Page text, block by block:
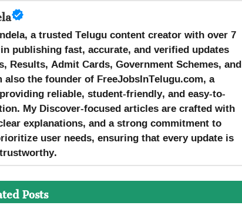
a trusted Telugu content creator with over 7
publishing fast, accurate, and verified updates
Results, Admit Cards, Government Schemes, and
also the founder of FreeJobsInTelugu.com, a
reliable, student-friendly, and easy-to-
My Discover-focused articles are crafted with
explanations, and a strong commitment to
user needs, ensuring that every update is
Posts